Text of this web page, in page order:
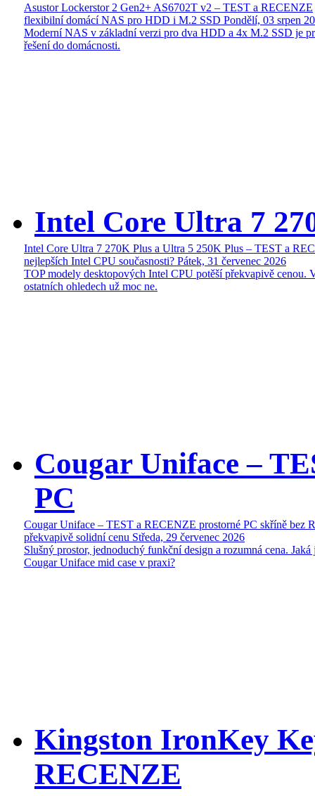
Asustor Lockerstor 2 Gen2+ AS6702T v2 – TEST a RECENZE
flexibilní domácí NAS pro HDD i M.2 SSD Pondělí, 03 srpen
Moderní NAS v základní verzi pro dva HDD a 4x M.2 SSD je
řešení do domácnosti.
Intel Core Ultra 7
Intel Core Ultra 7 270K Plus a Ultra 5 250K Plus – TEST a
nejlepších Intel CPU současnosti? Pátek, 31 červenec 2026
TOP modely desktopových Intel CPU potěší překvapivě cenou.
ostatních ohledech už moc ne.
Cougar Uniface –
PC
Cougar Uniface – TEST a RECENZE prostorné PC skříně bez
překvapivě solidní cenu Středa, 29 červenec 2026
Slušný prostor, jednoduchý funkční design a rozumná cena. Jaká
Cougar Uniface mid case v praxi?
Kingston IronKey
RECENZE